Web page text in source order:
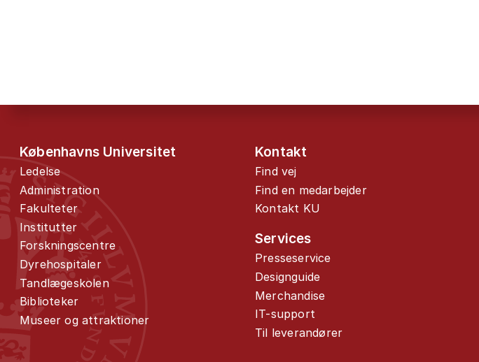
Københavns Universitet
Ledelse
Administration
Fakulteter
Institutter
Forskningscentre
Dyrehospitaler
Tandlægeskolen
Biblioteker
Museer og attraktioner
Kontakt
Find vej
Find en medarbejder
Kontakt KU
Services
Presseservice
Designguide
Merchandise
IT-support
Til leverandører